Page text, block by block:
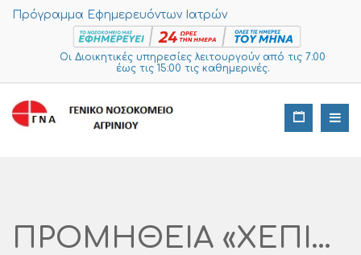
Πρόγραμμα Εφημερευόντων Ιατρών
Οι Διοικητικές υπηρεσίες λειτουργούν από τις 7:00
έως τις 15:00 τις καθημερινές.
ΠΡΟΜΗΘΕΙΑ «ΧΕΠΙΘΕΜΑΤΩΝ ΕΞΩΤΕΡΙΚΩΝ ΑΝΑΣΦ. ΑΣΘΕΝΩΝ%ΚΛΙΝ.COVID-19 CPV 33141110-4»